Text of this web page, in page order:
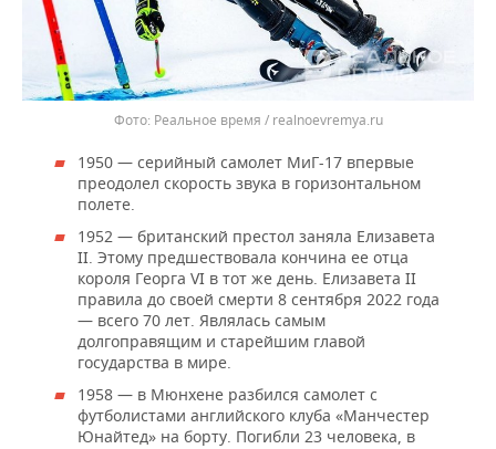
Реальное время / realnoevremya.ru
1950 — серийный самолет МиГ-17 впервые
преодолел скорость звука в горизонтальном
полете.
1952 — британский престол заняла Елизавета
II. Этому предшествовала кончина ее отца
короля Георга VI в тот же день. Елизавета II
правила до своей смерти 8 сентября 2022 года
— всего 70 лет. Являлась самым
долгоправящим и старейшим главой
государства в мире.
1958 — в Мюнхене разбился самолет с
футболистами английского клуба «Манчестер
Юнайтед» на борту. Погибли 23 человека, в